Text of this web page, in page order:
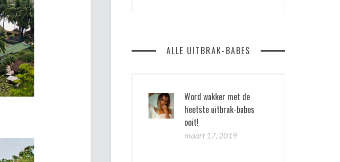
ALLE UITBRAK-BABES
Word wakker met de
heetste uitbrak-babes
ooit!
maart 17, 2019